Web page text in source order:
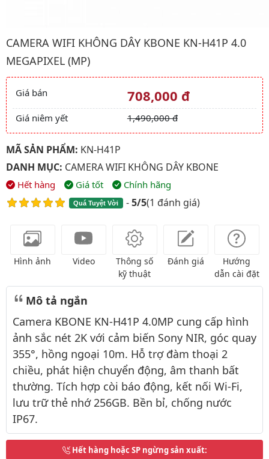
Hình ảnh đại diện của sản phẩm Camera wifi không dây KBONE
CAMERA WIFI KHÔNG DÂY KBONE KN-H41P 4.0
MEGAPIXEL (MP)
Giá và khuyến mãi
Giá bán 708,000 đ
Giá niêm yết 1,490,000 đ
MÃ SẢN PHẨM: KN-H41P
DANH MỤC: CAMERA WIFI KHÔNG DÂY KBONE
Hết hàng Giá tốt Chính hãng
Quá Tuyệt Vời -5/5(1 đánh giá)
Hình ảnh Video
Thông số
kỹ thuật
Đánh giá
Hướng
dẫn cài đặt
Mô tả ngắn
Camera KBONE KN-H41P 4.0MP cung cấp hình
ảnh sắc nét 2K với cảm biến Sony NIR, góc quay
355°, hồng ngoại 10m. Hỗ trợ đàm thoại 2
chiều, phát hiện chuyển động, âm thanh bất
thường. Tích hợp còi báo động, kết nối Wi-Fi,
lưu trữ thẻ nhớ 256GB. Bền bỉ, chống nước
IP67.
Hết hàng hoặc SP ngừng sản xuất: